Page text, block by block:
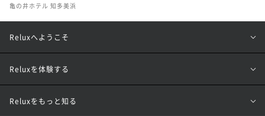
亀の井ホテル 知多美浜
Reluxへようこそ
Reluxを体験する
Reluxをもっと知る